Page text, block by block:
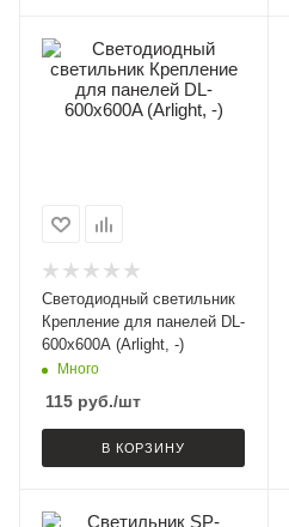
Светодиодный светильник
Крепление для панелей DL-
600x600A (Arlight, -)
Много
115 руб./шт
В КОРЗИНУ